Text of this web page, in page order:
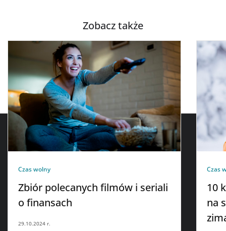
Zobacz także
Czas wolny
Zbiór polecanych filmów i seriali
o finansach
29.10.2024 r.
Czas
10
na